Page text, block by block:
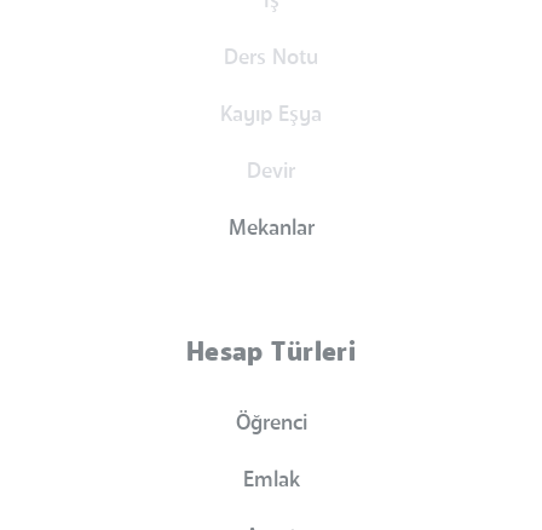
Ders Notu
Kayıp Eşya
Devir
Mekanlar
Hesap Türleri
Öğrenci
Emlak